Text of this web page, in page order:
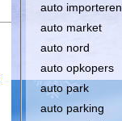
auto importeren
auto market
auto nord
auto opkopers
auto park
auto parking